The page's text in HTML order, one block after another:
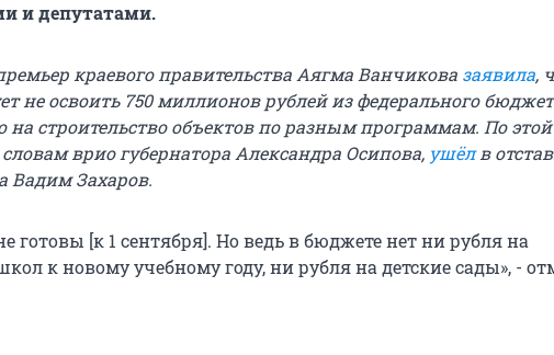
и депутатами.
краевого правительства Аягма Ванчикова заявила,
не освоить 750 миллионов рублей из федерального
на строительство объектов по разным программам. По этой
врио губернатора Александра Осипова, ушёлв
Вадим Захаров.
готовы [к 1 сентября]. Но ведь в бюджете нет ни рубля на
к новому учебному году, ни рубля на детские сады», -